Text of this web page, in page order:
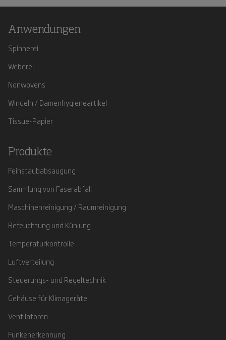
Anwendungen
Spinnerei
Weberei
Nonwovens
Windeln / Damenhygieneartikel
Tissue-Papier
Produkte
Feinstaubabsaugung
Sammlung von Faserabfall
Maschinenreinigung / Raumreinigung
Befeuchtung und Kühlung
Temperaturkontrolle
Luftverteilung
Steuerungs- und Regeltechnik
Gehäuse für Klimageräte
Ventilatoren
Funkenerkennung